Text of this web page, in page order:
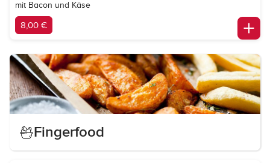
mit Bacon und Käse
8,00 €
Fingerfood